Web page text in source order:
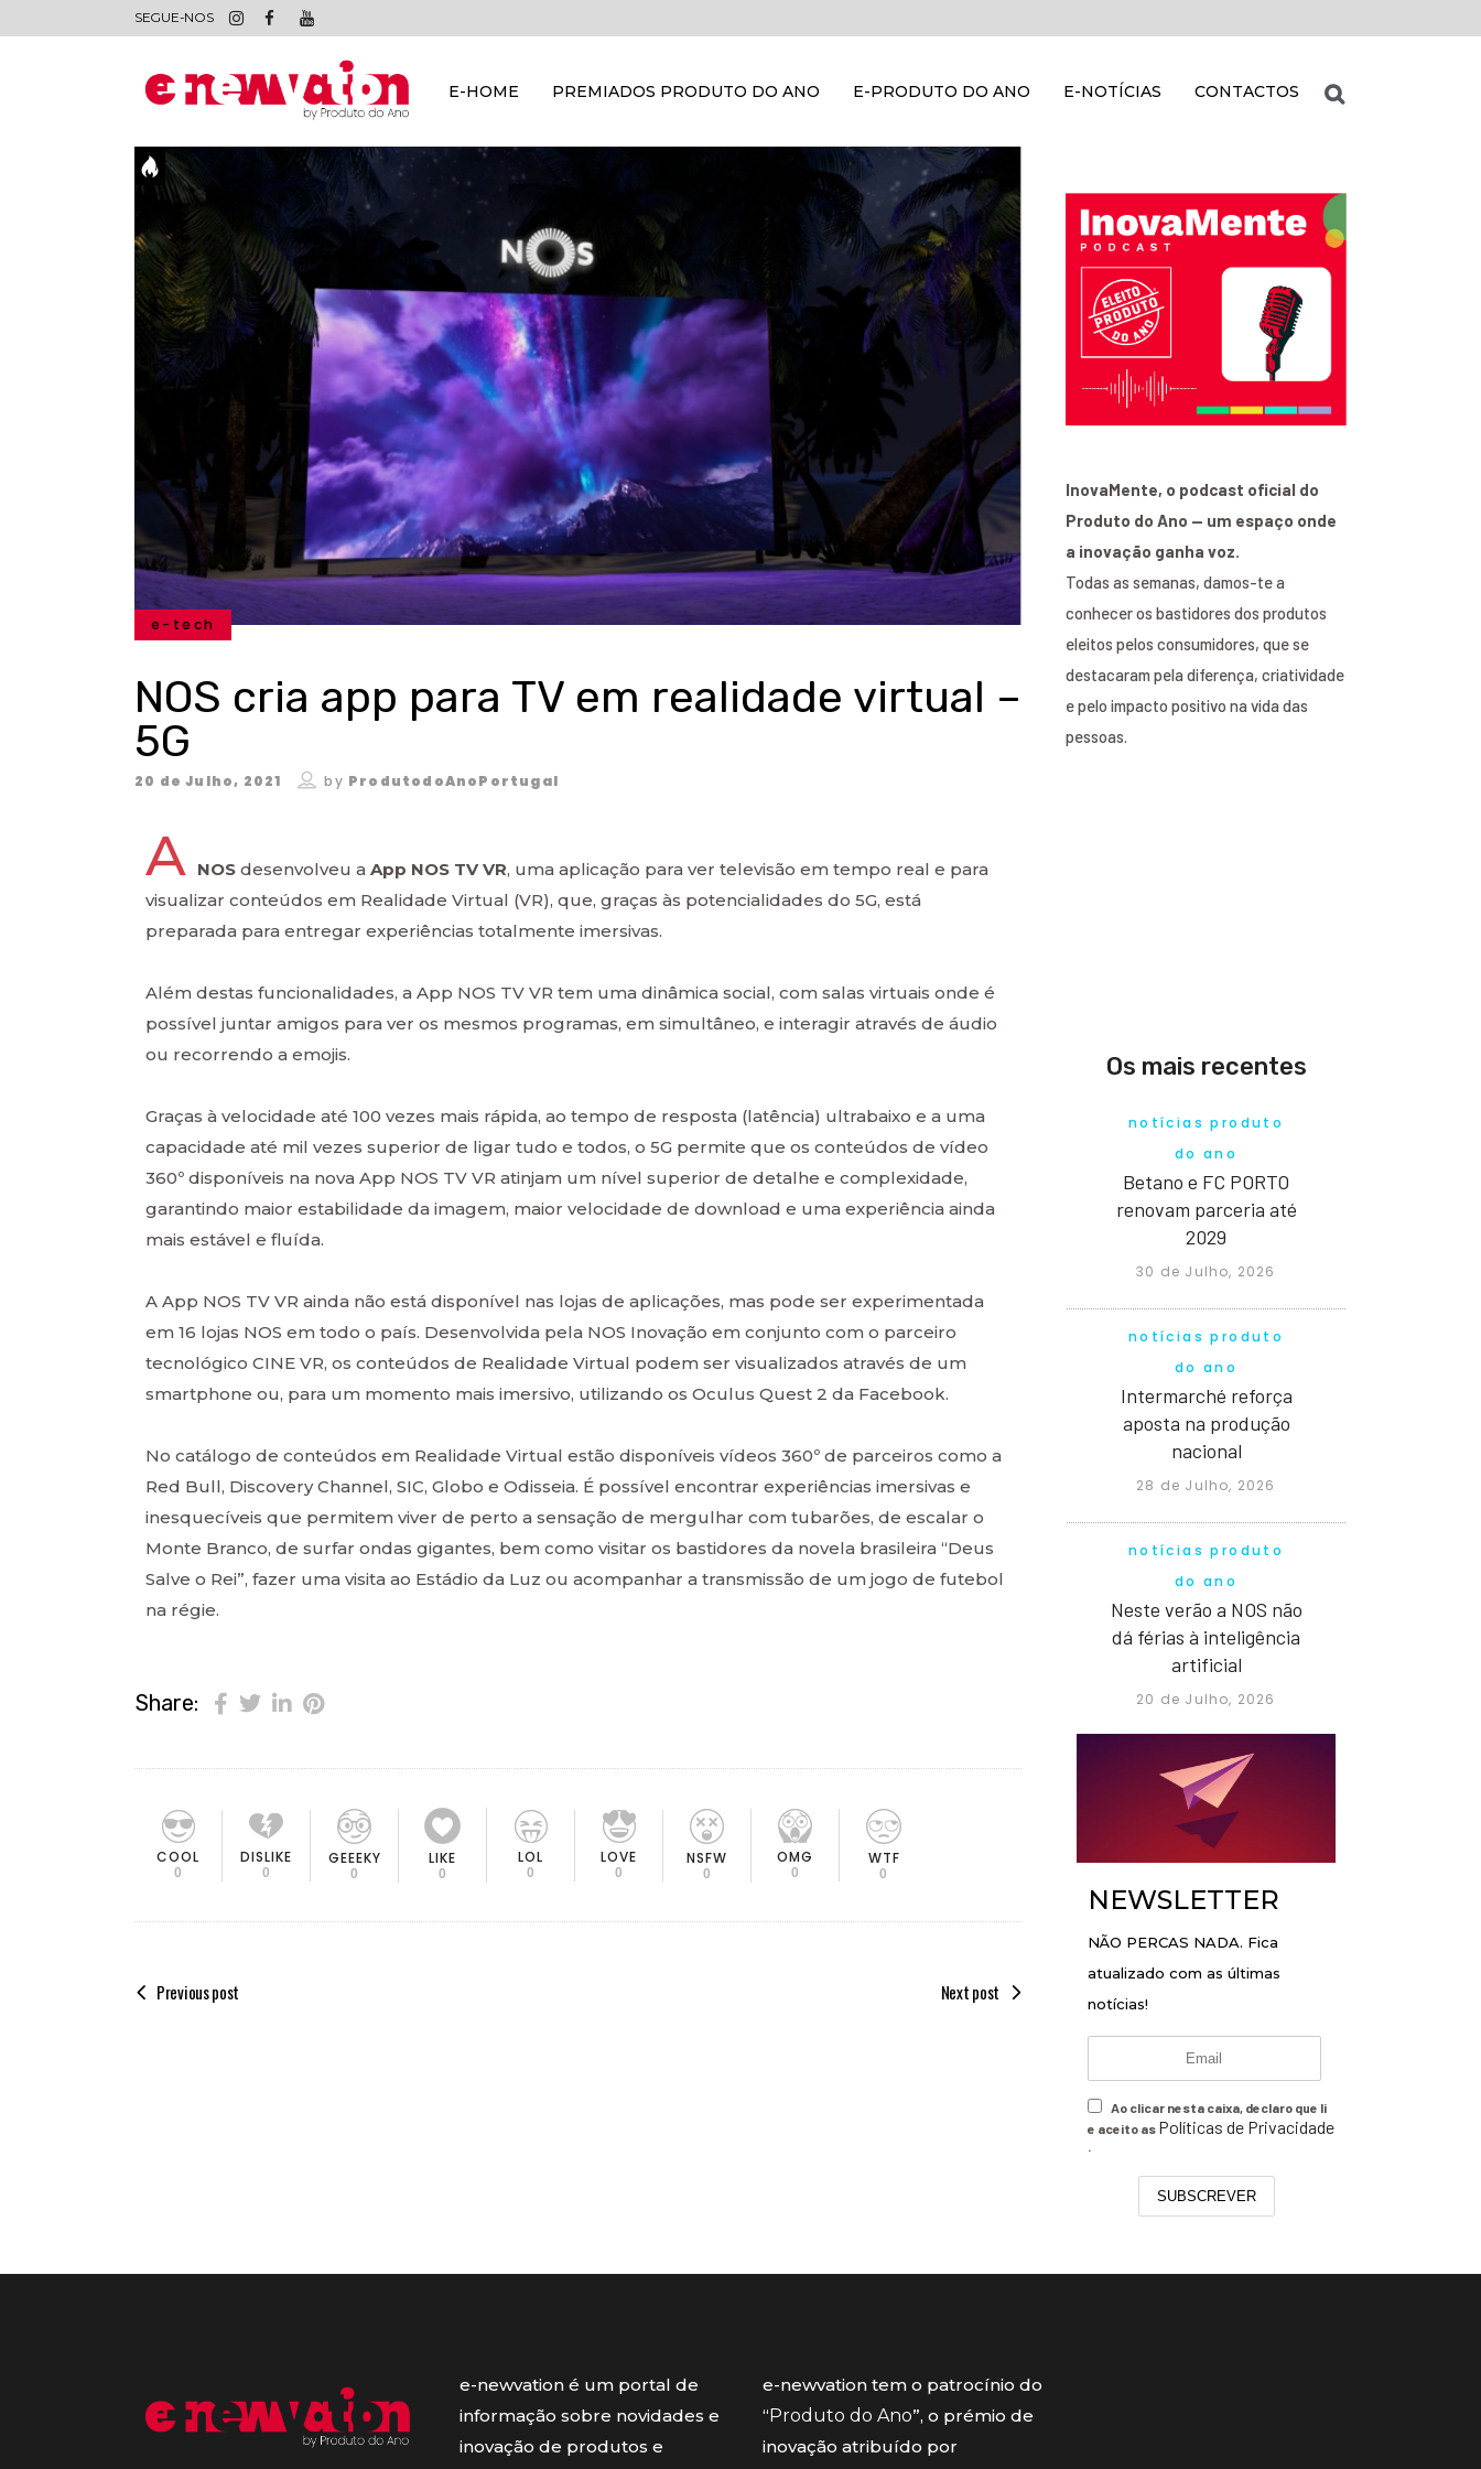
SEGUE-NOS
E-HOME PREMIADOS PRODUTO DO ANO E-PRODUTO DO ANO E-NOTÍCIAS CONTACTOS
e-tech
NOS cria app para TV em realidade virtual –
5G
20 de Julho, 2021 by ProdutodoAnoPortugal
A NOS desenvolveu a App NOS TV VR, uma aplicação para ver televisão em tempo real e para
visualizar conteúdos em Realidade Virtual (VR), que, graças às potencialidades do 5G, está
preparada para entregar experiências totalmente imersivas.
Além destas funcionalidades, a App NOS TV VR tem uma dinâmica social, com salas virtuais onde é
possível juntar amigos para ver os mesmos programas, em simultâneo, e interagir através de áudio
ou recorrendo a emojis.
Graças à velocidade até 100 vezes mais rápida, ao tempo de resposta (latência) ultrabaixo e a uma
capacidade até mil vezes superior de ligar tudo e todos, o 5G permite que os conteúdos de vídeo
360º disponíveis na nova App NOS TV VR atinjam um nível superior de detalhe e complexidade,
garantindo maior estabilidade da imagem, maior velocidade de download e uma experiência ainda
mais estável e fluída.
A App NOS TV VR ainda não está disponível nas lojas de aplicações, mas pode ser experimentada
em 16 lojas NOS em todo o país. Desenvolvida pela NOS Inovação em conjunto com o parceiro
tecnológico CINE VR, os conteúdos de Realidade Virtual podem ser visualizados através de um
smartphone ou, para um momento mais imersivo, utilizando os Oculus Quest 2 da Facebook.
No catálogo de conteúdos em Realidade Virtual estão disponíveis vídeos 360º de parceiros como a
Red Bull, Discovery Channel, SIC, Globo e Odisseia. É possível encontrar experiências imersivas e
inesquecíveis que permitem viver de perto a sensação de mergulhar com tubarões, de escalar o
Monte Branco, de surfar ondas gigantes, bem como visitar os bastidores da novela brasileira “Deus
Salve o Rei”, fazer uma visita ao Estádio da Luz ou acompanhar a transmissão de um jogo de futebol
na régie.
Share:
COOL
0
DISLIKE
0
GEEEKY
0
LIKE
0
LOL
0
LOVE
0
NSFW
0
OMG
0
WTF
0
Previous post Next post
InovaMente, o podcast oficial do
Produto do Ano — um espaço onde
a inovação ganha voz.
Todas as semanas, damos-te a
conhecer os bastidores dos produtos
eleitos pelos consumidores, que se
destacaram pela diferença, criatividade
e pelo impacto positivo na vida das
pessoas.
Os mais recentes
notícias produto
do ano
Betano e FC PORTO
renovam parceria até
2029
30 de Julho, 2026
notícias produto
do ano
Intermarché reforça
aposta na produção
nacional
28 de Julho, 2026
notícias produto
do ano
Neste verão a NOS não
dá férias à inteligência
artificial
20 de Julho, 2026
NEWSLETTER
NÃO PERCAS NADA. Fica
atualizado com as últimas
notícias!
Ao clicar nesta caixa, declaro que li
e aceito as Políticas de Privacidade
.
SUBSCREVER
e-newvation é um portal de
informação sobre novidades e
inovação de produtos e
e-newvation tem o patrocínio do
“ Produto do Ano”, o prémio de
inovação atribuído por